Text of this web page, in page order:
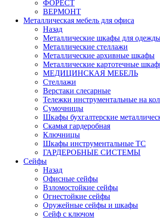
ФОРЕСТ
ВЕРМОНТ
Металлическая мебель для офиса
Назад
Металлические шкафы для
Металлические стеллажи
Металлические архивные шкафы
Металлические картотечные
МЕДИЦИНСКАЯ МЕБЕЛЬ
Стеллажи
Верстаки слесарные
Тележки инструментальные на
Сумочницы
Шкафы бухгалтерские
Скамья гардеробная
Ключницы
Шкафы инструментальные ТС
ГАРДЕРОБНЫЕ СИСТЕМЫ
Сейфы
Назад
Офисные сейфы
Взломостойкие сейфы
Огнестойкие сейфы
Оружейные сейфы и шкафы
Сейф с ключом